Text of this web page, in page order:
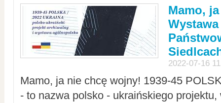
Mamo,
2022-07-16
Mamo, ja nie chcę wojny! 1939-45
- to nazwa polsko - ukraińskiego